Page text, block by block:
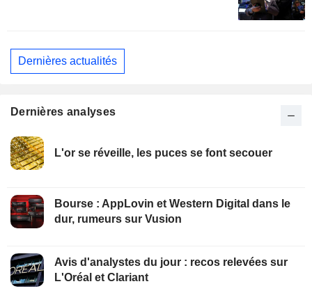
Dernières actualités
Dernières analyses
L'or se réveille, les puces se font secouer
Bourse : AppLovin et Western Digital dans le
dur, rumeurs sur Vusion
Avis d'analystes du jour : recos relevées sur
L'Oréal et Clariant